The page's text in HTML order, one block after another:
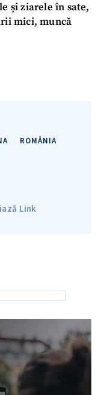
și ziarele în sate,
mici, muncă
ROMÂNIA
Link